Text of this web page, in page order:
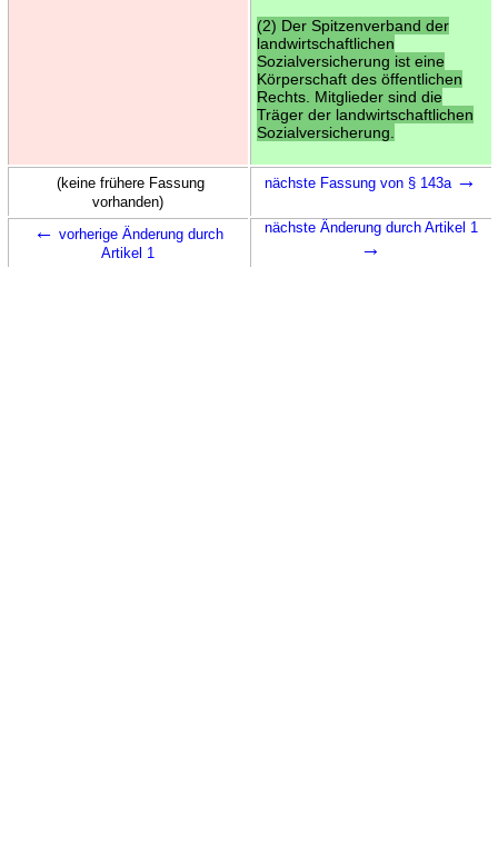
(2) Der Spitzenverband der
landwirtschaftlichen
Sozialversicherung ist eine
Körperschaft des öffentlichen
Rechts. Mitglieder sind die
Träger der landwirtschaftlichen
Sozialversicherung.
(keine frühere Fassung
vorhanden)
nächste Fassung von § 143a →
← vorherige Änderung durch
Artikel 1
nächste Änderung durch Artikel 1
→